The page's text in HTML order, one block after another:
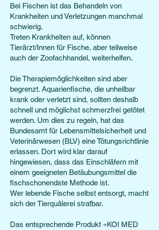
Bei Fischen ist das Behandeln von
Krankheiten und Verletzungen manchmal
schwierig.
Treten Krankheiten auf, können
Tierärzt/Innen für Fische, aber teilweise
auch der Zoofachhandel, weiterhelfen.
Die Therapiemöglichkeiten sind aber
begrenzt. Aquarienfische, die unheilbar
krank oder verletzt sind, sollten deshalb
schnell und möglichst schmerzfrei getötet
werden. Um dies zu regeln, hat das
Bundesamt für Lebensmittelsicherheit und
Veterinärwesen (BLV) eine Tötungsrichtlinie
erlassen. Dort wird klar darauf
hingewiesen, dass das Einschläfern mit
einem geeigneten Betäubungsmittel die
fischschonendste Methode ist.
Wer lebende Fische selbst entsorgt, macht
sich der Tierquälerei strafbar.
Das entsprechende Produkt «KOI MED